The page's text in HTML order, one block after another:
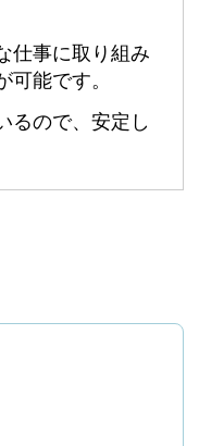
仕事に取り組み
能です。
るので、安定し